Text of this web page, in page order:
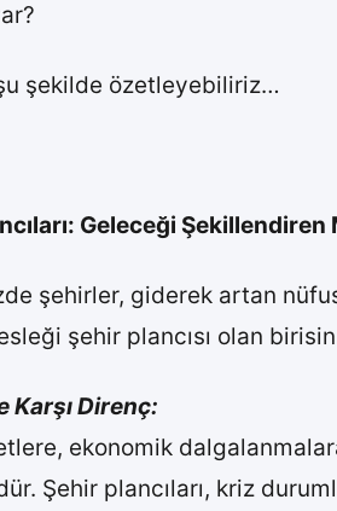
şekilde özetleyebiliriz…
Geleceği
şehirler, giderek artan
şehir plancısı olan
Karşı Direnç:
ekonomik
Şehir plancıları, kriz